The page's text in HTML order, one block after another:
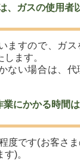
、ガスの使用者
ますので、ガ
ます。
ない場合は、
業にかかる時間
度です(お客さ
)。